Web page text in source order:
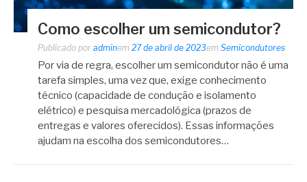
Como escolher um semicondutor?
Publicado por adminem 27 de abril de 2023em Semicondutores
Por via de regra, escolher um semicondutor não é uma
tarefa simples, uma vez que, exige conhecimento
técnico (capacidade de condução e isolamento
elétrico) e pesquisa mercadológica (prazos de
entregas e valores oferecidos). Essas informações
ajudam na escolha dos semicondutores…